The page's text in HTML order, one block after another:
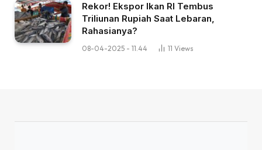
Rekor! Ekspor Ikan RI Tembus
Triliunan Rupiah Saat Lebaran,
Rahasianya?
08-04-2025 - 11.44 11 Views